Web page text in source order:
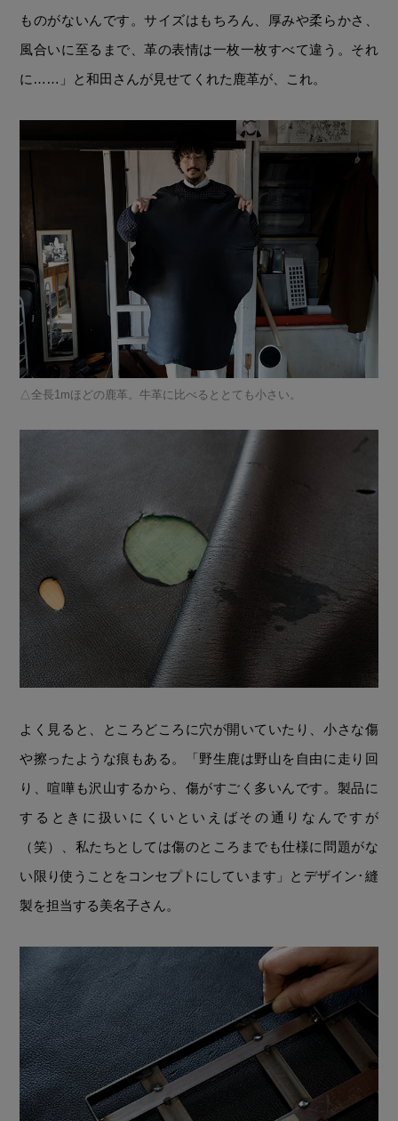
ものがないんです。サイズはもちろん、厚みや柔らかさ、
風合いに至るまで、革の表情は一枚一枚すべて違う。それ
に……」と和田さんが見せてくれた鹿革が、これ。
全長1mほどの鹿革。牛革に比べるととても小さい。
よく見ると、ところどころに穴が開いていたり、小さな傷
や擦ったような痕もある。「野生鹿は野山を自由に走り回
り、喧嘩も沢山するから、傷がすごく多いんです。製品に
するときに扱いにくいといえばその通りなんですが
（笑）、私たちとしては傷のところまでも仕様に問題がな
い限り使うことをコンセプトにしています」とデザイン･縫
製を担当する美名子さん。